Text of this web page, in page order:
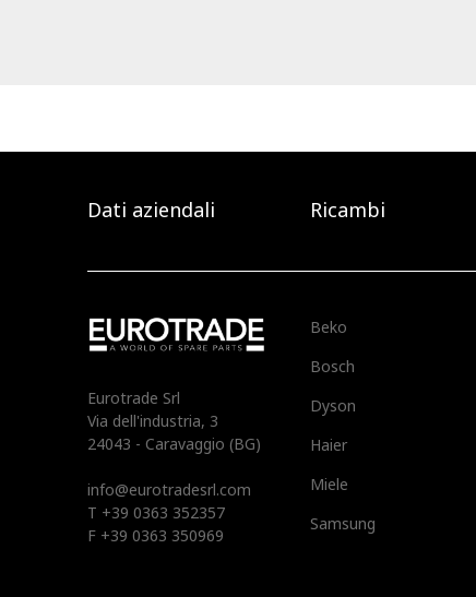
Dati aziendali Ricambi
Eurotrade Srl
Via dell'industria, 3
24043 - Caravaggio (BG)
info@eurotradesrl.com
T +39 0363 352357
F +39 0363 350969
Beko
Bosch
Dyson
Haier
Miele
Samsung